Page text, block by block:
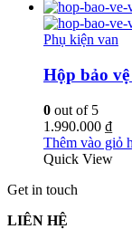
Phụ kiện van
Hộp bảo
0 out of 5
1.990.000 ₫
Thêm vào giỏ
Quick View
Get in touch
LIÊN HỆ